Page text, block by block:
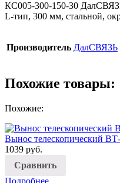
КС005-300-150-30
L-тип, 300 мм, стальной,
Производитель ДалСВЯЗЬ
Похожие товары:
Похожие:
Вынос телескопический
1039 руб.
Сравнить
Подробнее